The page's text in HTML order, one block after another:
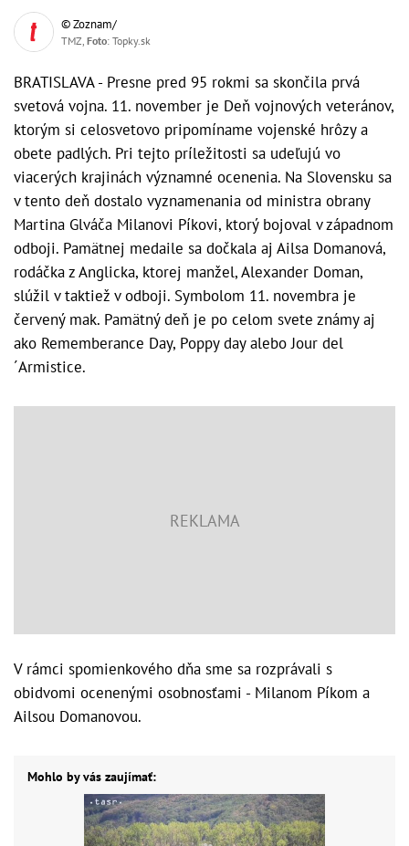
© Zoznam/
TMZ, Foto: Topky.sk
BRATISLAVA - Presne pred 95 rokmi sa skončila prvá
svetová vojna. 11. november je Deň vojnových veteránov,
ktorým si celosvetovo pripomíname vojenské hrôzy a
obete padlých. Pri tejto príležitosti sa udeľujú vo
viacerých krajinách významné ocenenia. Na Slovensku sa
v tento deň dostalo vyznamenania od ministra obrany
Martina Glváča Milanovi Píkovi, ktorý bojoval v západnom
odboji. Pamätnej medaile sa dočkala aj Ailsa Domanová,
rodáčka z Anglicka, ktorej manžel, Alexander Doman,
slúžil v taktiež v odboji. Symbolom 11. novembra je
červený mak. Pamätný deň je po celom svete známy aj
ako Rememberance Day, Poppy day alebo Jour del
´Armistice.
V rámci spomienkového dňa sme sa rozprávali s
obidvomi ocenenými osobnosťami - Milanom Píkom a
Ailsou Domanovou.
Mohlo by vás zaujímať: